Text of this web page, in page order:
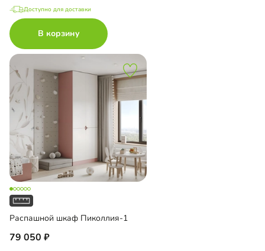
Доступно для доставки
В корзину
Распашной шкаф Пиколлия-1
79 050